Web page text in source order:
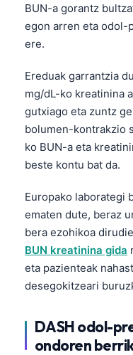
BUN-a gorantz
egon arren eta odol-
ere.
Ereduak garrantzia
mg/dL-ko kreatinina
gutxiago eta zuntz
bolumen-kontrakzio
ko BUN-a eta
beste kontu bat da.
Europako laborategi
ematen dute, beraz
bera ezohikoa
BUN kreatinina gida
eta pazienteak
desegokitzeari
DASH odol-
ondoren
Nederlands
हिन्दी
Հայերեն
Íslenska
Српски језик
Svenska
Eesti
日本語
Čeština
Lietuvių kalba